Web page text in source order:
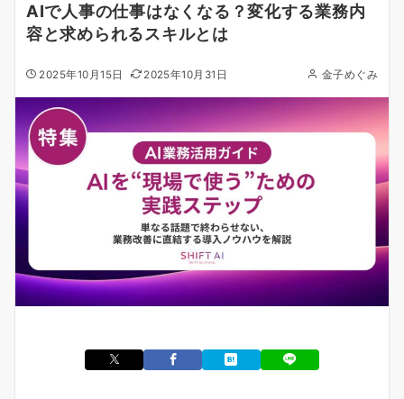
AIで人事の仕事はなくなる？変化する業務内
容と求められるスキルとは
2025年10月15日 2025年10月31日 金子めぐみ